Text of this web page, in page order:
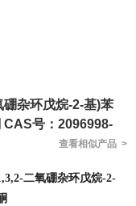
硼杂环戊烷-2-基)苯
CAS号：2096998-
查看相似产品 >
二氧硼杂环戊烷-2-